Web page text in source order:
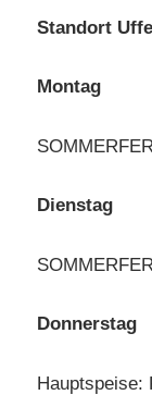
Standort
Montag
Dienstag
Donnerstag
Hauptspeise: